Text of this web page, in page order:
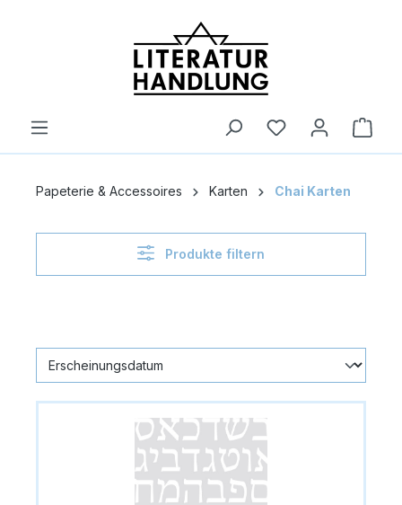
Papeterie & Accessoires Karten Chai Karten
Produkte filtern